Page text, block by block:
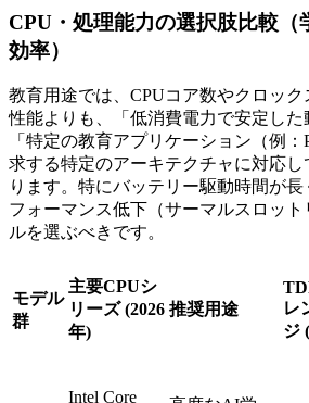
CPU・処理能力の選択肢比較（
効率）
教育用途では、CPUコア数やクロッ
性能よりも、「低消費電力で安定した
「特定の教育アプリケーション（例
求する特定のアーキテクチャに対応
ります。特にバッテリー駆動時間が
フォーマンス低下（サーマルスロッ
ルを選ぶべきです。
モデル
群
主要CPUシ
リーズ (2026
年)
推奨用途
レ
ジ
Intel Core